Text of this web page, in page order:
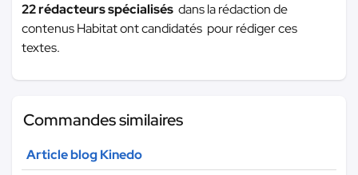
22 rédacteurs spécialisés dans la rédaction de
contenus Habitat ont candidatés pour rédiger ces
textes.
Commandes similaires
Article blog Kinedo